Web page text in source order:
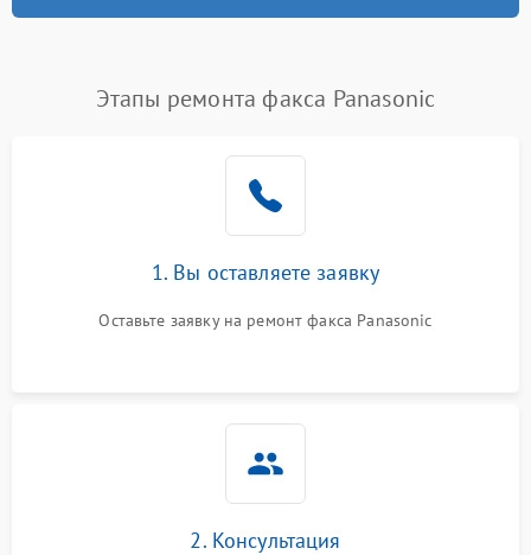
Этапы ремонта факса Panasonic
1. Вы оставляете заявку
Оставьте заявку на ремонт факса Panasonic
2. Консультация